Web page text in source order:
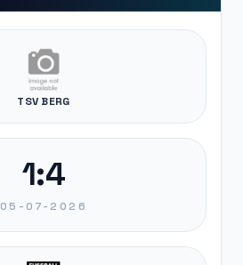
TSV BERG
1:4
05-07-2026